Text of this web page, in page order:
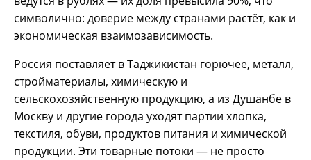
символично: доверие между странами растёт, как и
экономическая взаимозависимость.
Россия поставляет в Таджикистан горючее, металл,
стройматериалы, химическую и
сельскохозяйственную продукцию, а из Душанбе в
Москву и другие города уходят партии хлопка,
текстиля, обуви, продуктов питания и химической
продукции. Эти товарные потоки — не просто